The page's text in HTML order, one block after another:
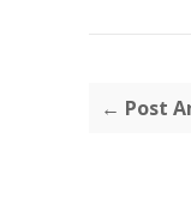
← Post